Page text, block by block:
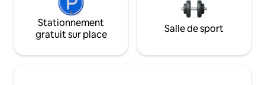
Stationnement
gratuit sur place
Salle de sport